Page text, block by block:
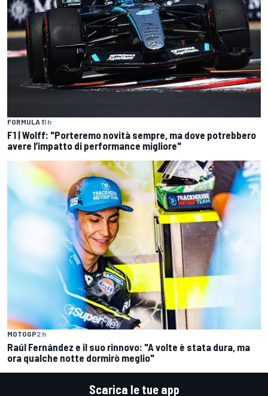
FORMULA 11 h
F1 | Wolff: "Porteremo novità sempre, ma dove potrebbero
avere l’impatto di performance migliore"
MOTOGP2 h
Raúl Fernández e il suo rinnovo: "A volte è stata dura, ma
ora qualche notte dormirò meglio"
Scarica le tue app